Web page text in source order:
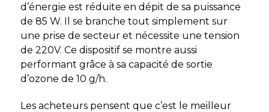
d’énergie est réduite en dépit de sa puissance
de 85 W. Il se branche tout simplement sur
une prise de secteur et nécessite une tension
de 220V. Ce dispositif se montre aussi
performant grâce à sa capacité de sortie
d’ozone de 10 g/h.
Les acheteurs pensent que c’est le meilleur